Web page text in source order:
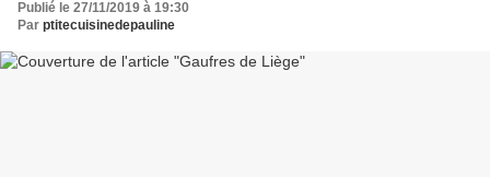
Publié le 27/11/2019 à 19:30
Par ptitecuisinedepauline